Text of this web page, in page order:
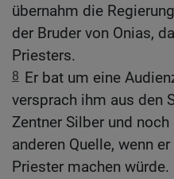
übernahm die
der Bruder von Onias,
Priesters.
8 Er bat um eine
versprach ihm aus den
Zentner Silber und
anderen Quelle, wenn
Priester machen würde.